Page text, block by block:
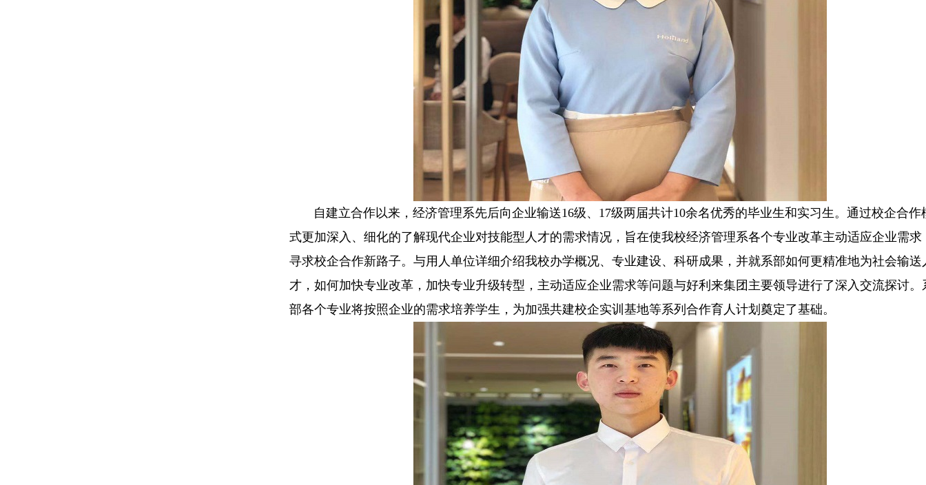
自建立合作以来，经济管理系先后向企业输送16级、17级两届共计10余名优秀的毕业生和实习生。通过校企合作
式更加深入、细化的了解现代企业对技能型人才的需求情况，旨在使我校经济管理系各个专业改革主动适应企业需求
寻求校企合作新路子。与用人单位详细介绍我校办学概况、专业建设、科研成果，并就系部如何更精准地为社会输送
才，如何加快专业改革，加快专业升级转型，主动适应企业需求等问题与好利来集团主要领导进行了深入交流探讨。
部各个专业将按照企业的需求培养学生，为加强共建校企实训基地等系列合作育人计划奠定了基础。